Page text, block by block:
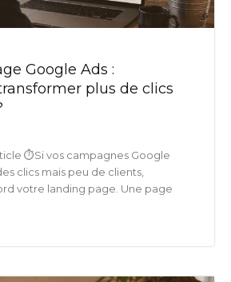
Google Ads :
plus de clics
⏱️Si vos campagnes Google
clics mais peu de clients,
votre landing page. Une page